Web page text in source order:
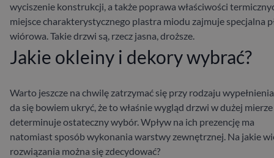
wyciszenie konstrukcji, a także poprawa właściwości
miejsce charakterystycznego plastra miodu zajmuje specjalna
wiórowa. Takie drzwi są, rzecz jasna, droższe.
Jakie okleiny i dekory wybrać?
Warto jeszcze na chwilę zatrzymać się przy rodzaju
da się bowiem ukryć, że to właśnie wygląd drzwi w dużej mierze
determinuje ostateczny wybór. Wpływ na ich prezencję ma
natomiast sposób wykonania warstwy zewnętrznej. Na jakie
rozwiązania można się zdecydować?